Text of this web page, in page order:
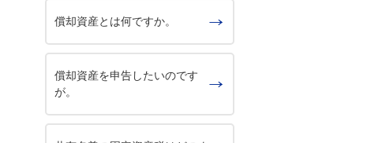
償却資産とは何ですか。
償却資産を申告したいのです
が。